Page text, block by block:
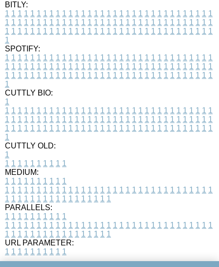
BITLY:
1 1 1 1 1 1 1 1 1 1 1 1 1 1 1 1 1 1 1 1 1 1 1 1 1 1 1 1 1 1 1 1 1
1 1 1 1 1 1 1 1 1 1 1 1 1 1 1 1 1 1 1 1 1 1 1 1 1 1 1 1 1 1 1 1 1
1 1 1 1 1 1 1 1 1 1 1 1 1 1 1 1 1 1 1 1 1 1 1 1 1 1 1 1 1 1 1 1 1
1
SPOTIFY:
1 1 1 1 1 1 1 1 1 1 1 1 1 1 1 1 1 1 1 1 1 1 1 1 1 1 1 1 1 1 1 1 1
1 1 1 1 1 1 1 1 1 1 1 1 1 1 1 1 1 1 1 1 1 1 1 1 1 1 1 1 1 1 1 1 1
1 1 1 1 1 1 1 1 1 1 1 1 1 1 1 1 1 1 1 1 1 1 1 1 1 1 1 1 1 1 1 1 1
1
CUTTLY BIO:
1
1 1 1 1 1 1 1 1 1 1 1 1 1 1 1 1 1 1 1 1 1 1 1 1 1 1 1 1 1 1 1 1 1
1 1 1 1 1 1 1 1 1 1 1 1 1 1 1 1 1 1 1 1 1 1 1 1 1 1 1 1 1 1 1 1 1
1 1 1 1 1 1 1 1 1 1 1 1 1 1 1 1 1 1 1 1 1 1 1 1 1 1 1 1 1 1 1 1 1
1
CUTTLY OLD:
1
1 1 1 1 1 1 1 1 1 1
MEDIUM:
1 1 1 1 1 1 1 1 1 1
1 1 1 1 1 1 1 1 1 1 1 1 1 1 1 1 1 1 1 1 1 1 1 1 1 1 1 1 1 1 1 1 1
1 1 1 1 1 1 1 1 1 1 1 1 1 1 1 1 1
PARALLELS:
1 1 1 1 1 1 1 1 1 1
1 1 1 1 1 1 1 1 1 1 1 1 1 1 1 1 1 1 1 1 1 1 1 1 1 1 1 1 1 1 1 1 1
1 1 1 1 1 1 1 1 1 1 1 1 1 1 1 1 1
URL PARAMETER:
1 1 1 1 1 1 1 1 1 1